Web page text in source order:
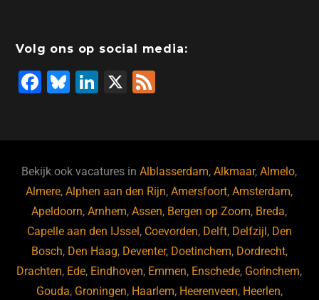
Volg ons op social media:
F
b
o
o
k
Bl
ky
Li
dI
n
X
Bekijk ook vacatures inAlblasserdam,Alkmaar,Almelo,
Almere,Alphen aan den Rijn,Amersfoort,Amsterdam,
Apeldoorn,Arnhem,Assen, Bergen op Zoom, Breda,
Capelle aan den IJssel , Coevorden, Delft, Delfzijl , Den
Bosch, Den Haag, Deventer, Doetinchem, Dordrecht,
Drachten, Ede, Eindhoven, Emmen, Enschede, Gorinchem,
Gouda, Groningen, Haarlem, Heerenveen, Heerlen,